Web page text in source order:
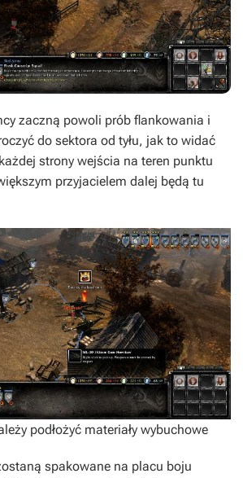
zaczną powoli prób flankowania i
do sektora od tyłu, jak to widać
strony wejścia na teren punktu
przyjacielem dalej będą tu
podłożyć materiały wybuchowe
spakowane na placu boju